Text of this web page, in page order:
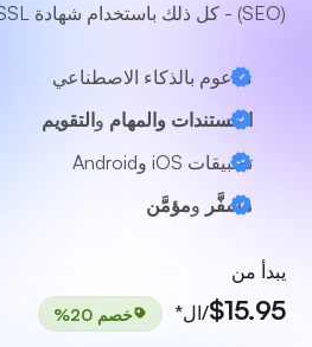
(SEO) - كل ذلك باستخدام شهادة SSL واحدة بسيطة.
مدعوم بالذكاء الاصطناعي
المستندات والمهام والتقويم
تطبيقات iOS وAndroid
مُشفَّر ومؤمَّن
يبدأ من
$15.95/ال* خصم 20%